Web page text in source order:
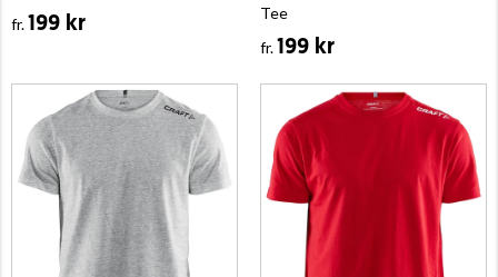
fr.199 kr
Tee
fr.199 kr